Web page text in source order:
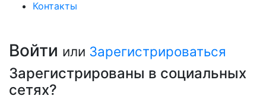
Контакты
Войти или Зарегистрироваться
Зарегистрированы в социальных
сетях?